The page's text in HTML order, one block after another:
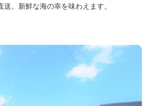
。新鮮な海の幸を味わえます。